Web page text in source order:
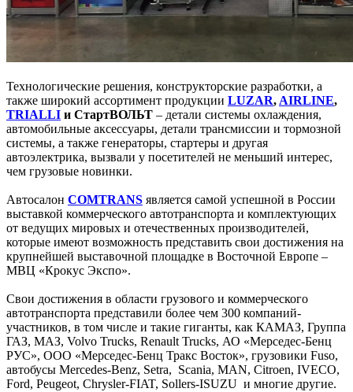
Технологические решения, конструкторские разработки, а
также широкий ассортимент продукции LUZAR, AIRLINE,
TRIALLI и СтартВОЛЬТ – детали системы охлаждения,
автомобильные аксессуары, детали трансмиссии и тормозной
системы, а также генераторы, стартеры и другая
автоэлектрика, вызвали у посетителей не меньший интерес,
чем грузовые новинки.
Автосалон COMTRANS является самой успешной в России
выставкой коммерческого автотранспорта и комплектующих
от ведущих мировых и отечественных производителей,
которые имеют возможность представить свои достижения на
крупнейшей выставочной площадке в Восточной Европе –
МВЦ «Крокус Экспо».
Свои достижения в области грузового и коммерческого
автотранспорта представили более чем 300 компаний-
участников, в том числе и такие гиганты, как КАМАЗ, Группа
ГАЗ, МАЗ, Volvo Trucks, Renault Trucks, АО «Мерседес-Бенц
РУС», ООО «Мерседес-Бенц Тракс Восток», грузовики Fuso,
автобусы Mercedes-Benz, Setra, Scania, MAN, Citroen, IVECO,
Ford, Peugeot, Chrysler‐FIAT, Sollers‐ISUZU и многие другие.